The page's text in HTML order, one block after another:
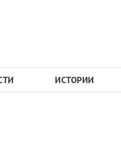
ИСТОРИИ